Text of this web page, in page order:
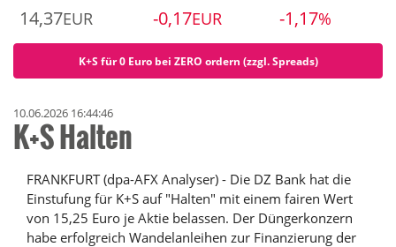
14,37EUR -0,17EUR -1,17%
K+S für 0 Euro bei ZERO ordern (zzgl. Spreads)
10.06.2026 16:44:46
K+S Halten
FRANKFURT (dpa-AFX Analyser) - Die DZ Bank hat die
Einstufung für K+S auf "Halten" mit einem fairen Wert
von 15,25 Euro je Aktie belassen. Der Düngerkonzern
habe erfolgreich Wandelanleihen zur Finanzierung der